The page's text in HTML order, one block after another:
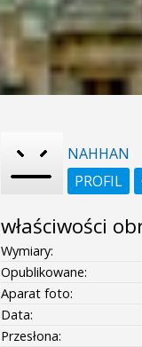
NAHHAN
PROFIL
właściwości
Wymiary:
Opublikowane:
Aparat foto:
Data:
Przesłona: